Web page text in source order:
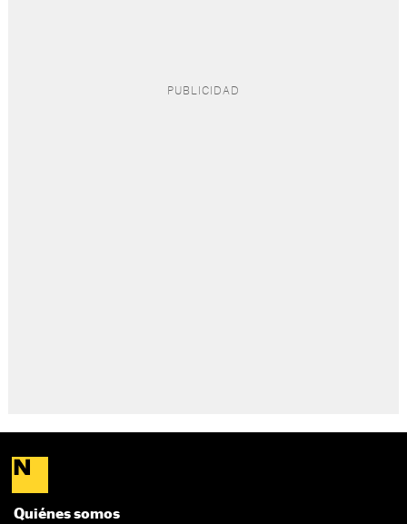
Quiénes somos